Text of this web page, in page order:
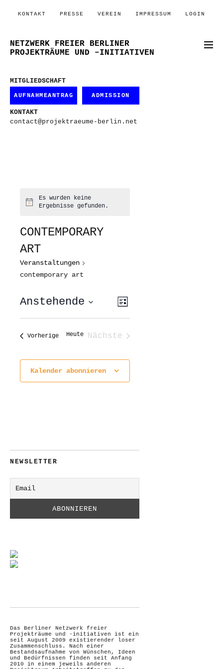
KONTAKT PRESSE VEREIN IMPRESSUM LOGIN
NETZWERK FREIER BERLINER
PROJEKTRÄUME UND –INITIATIVEN
MITGLIEDSCHAFT
AUFNAHMEANTRAG ADMISSION
KONTAKT
contact@projektraeume-berlin.net
Hinweis
Es wurden keine
Ergebnisse gefunden.
CONTEMPORARY
ART
Veranstaltungen
contemporary art
ANSICHTEN-
NAVIGATION
VERANSTALTUNG
ANSICHTEN-
Liste
Anstehende
wählen.
VorherigeVeranstaltungen
Heute
Nächste
Kalender abonnieren
NEWSLETTER
Das Berliner Netzwerk freier
Projekträume und -initiativen ist ein
seit August 2009 existierender loser
Zusammenschluss. Nach einer
Bestandsaufnahme von Wünschen, Ideen
und Bedürfnissen finden seit Anfang
2010 in einem jeweils anderen